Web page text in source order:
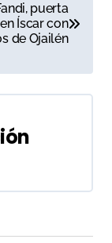
puerta
Íscar con
de Ojailén